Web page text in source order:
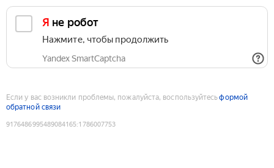
Я не робот
Нажмите, чтобы продолжить
Yandex SmartCaptcha
Если у вас возникли проблемы, пожалуйста, воспользуйтесьформой
обратной связи
9176486995489084165:1786007753